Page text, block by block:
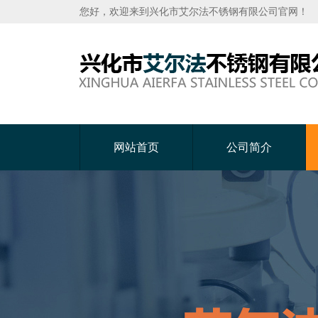
您好，欢迎来到兴化市艾尔法不锈钢有限公司官网！
网站首页 公司简介